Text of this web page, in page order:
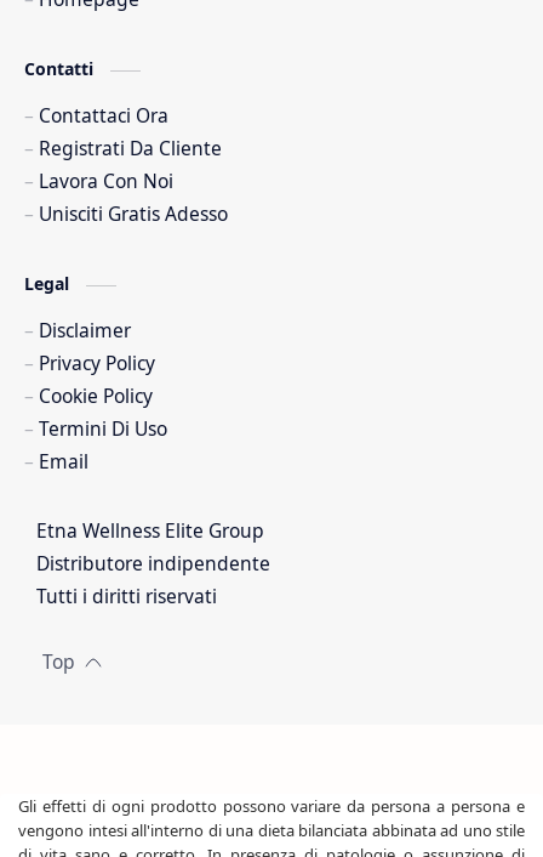
Contatti
Contattaci Ora
Registrati Da Cliente
Lavora Con Noi
Unisciti Gratis Adesso
Legal
Disclaimer
Privacy Policy
Cookie Policy
Termini Di Uso
Email
Etna Wellness Elite Group
Distributore indipendente
Tutti i diritti riservati
Gli effetti di ogni prodotto possono variare da persona a persona e
vengono intesi all'interno di una dieta bilanciata abbinata ad uno stile